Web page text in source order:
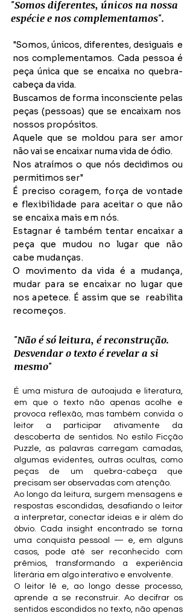
"Somos diferentes, únicos na nossa
espécie e nos complementamos".
"Somos, únicos, diferentes, desiguais e
nos complementamos. Cada pessoa é
peça única que se encaixa no quebra-
cabeça da vida.
Buscamos de forma inconsciente pelas
peças (pessoas) que se encaixam nos
nossos propósitos.
Aquele que se moldou para ser amor
não vai se encaixar numa vida de ódio.
Nos atraímos o que nós decidimos ou
permitimos ser"
É preciso coragem, força de vontade
e flexibilidade para aceitar o que não
se encaixa mais em nós.
Estagnar é também tentar encaixar a
peça que mudou no lugar que não
cabe mudanças.
O movimento da vida é a mudança,
mudar para se encaixar no lugar que
nos apetece. É assim que se reabilita
recomeços.
"Não é só leitura, é reconstrução.
Desvendar o texto é revelar a si
mesmo"
É uma mistura de autoajuda e literatura,
em que o texto não apenas acolhe e
provoca reflexão, mas também convida o
leitor a participar ativamente da
descoberta de sentidos. No estilo Ficção
Puzzle, as palavras carregam camadas,
algumas evidentes, outras ocultas, como
peças de um quebra-cabeça que
precisam ser observadas com atenção.
Ao longo da leitura, surgem mensagens e
respostas escondidas, desafiando o leitor
a interpretar, conectar ideias e ir além do
óbvio. Cada insight encontrado se torna
uma conquista pessoal — e, em alguns
casos, pode até ser reconhecido com
prêmios, transformando a experiência
literária em algo interativo e envolvente.
O leitor lê e, ao longo desse processo,
aprende a se reconstruir. Ao decifrar os
sentidos escondidos no texto, não apenas